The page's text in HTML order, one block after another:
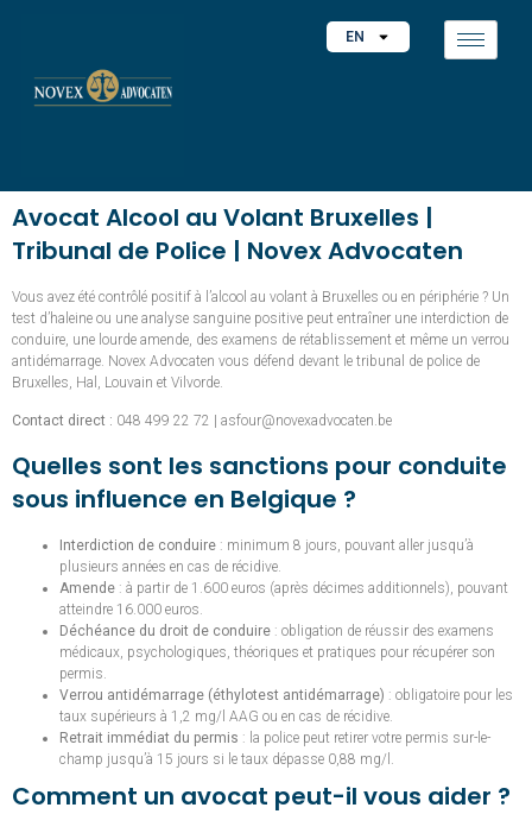
EN
Avocat Alcool au Volant Bruxelles |
Tribunal de Police | Novex Advocaten
Vous avez été contrôlé positif à l’alcool au volant à Bruxelles ou en périphérie ? Un
test d’haleine ou une analyse sanguine positive peut entraîner une interdiction de
conduire, une lourde amende, des examens de rétablissement et même un verrou
antidémarrage. Novex Advocaten vous défend devant le tribunal de police de
Bruxelles, Hal, Louvain et Vilvorde.
Contact direct : 048 499 22 72 | asfour@novexadvocaten.be
Quelles sont les sanctions pour conduite
sous influence en Belgique ?
Interdiction de conduire : minimum 8 jours, pouvant aller jusqu’à
plusieurs années en cas de récidive.
Amende : à partir de 1.600 euros (après décimes additionnels), pouvant
atteindre 16.000 euros.
Déchéance du droit de conduire : obligation de réussir des examens
médicaux, psychologiques, théoriques et pratiques pour récupérer son
permis.
Verrou antidémarrage (éthylotest antidémarrage) : obligatoire pour les
taux supérieurs à 1,2 mg/l AAG ou en cas de récidive.
Retrait immédiat du permis : la police peut retirer votre permis sur-le-
champ jusqu’à 15 jours si le taux dépasse 0,88 mg/l.
Comment un avocat peut-il vous aider ?